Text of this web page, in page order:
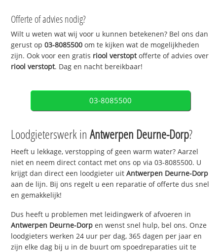
Offerte of advies nodig?
Wilt u weten wat wij voor u kunnen betekenen? Bel ons dan
gerust op03-8085500 om te kijken wat de mogelijkheden
zijn. Ook voor een gratis riool verstoptofferte of advies over
riool verstopt. Dag en nacht bereikbaar!
03-8085500
Loodgieterswerk inAntwerpen Deurne-Dorp?
Heeft u lekkage, verstopping of geen warm water? Aarzel
niet en neem direct contact met ons op via 03-8085500. U
krijgt dan direct een loodgieter uitAntwerpen Deurne-Dorp
aan de lijn. Bij ons regelt u een reparatie of offerte dus snel
en gemakkelijk!
Dus heeft u problemen met leidingwerk of afvoeren in
Antwerpen Deurne-Dorp en wenst snel hulp, bel ons. Onze
loodgieters werken 24 uur per dag, 365 dagen per jaar en
zijn elke dag bij u in de buurt om spoedreparaties uit te